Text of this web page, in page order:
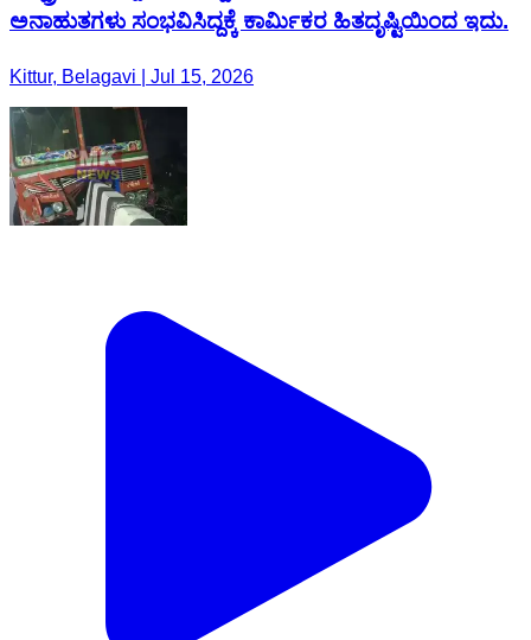
ಅನಾಹುತಗಳು ಸಂಭವಿಸಿದ್ದಕ್ಕೆ ಕಾರ್ಮಿಕರ ಹಿತದೃಷ್ಟಿಯಿಂದ ಇದು.
Kittur, Belagavi | Jul 15, 2026